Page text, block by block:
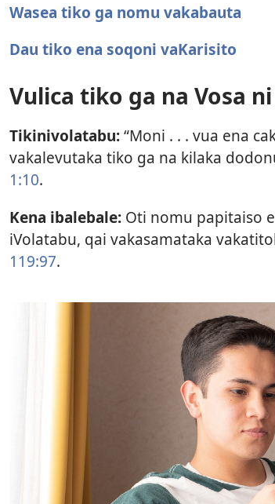
Wasea tiko ga nomu vakabauta
Dau tiko ena soqoni vaKarisito
Vulica tiko ga na Vosa
Tikinivolatabu:“Moni . . . vua ena
vakalevutaka tiko ga na kilaka
1:10.
Kena ibalebale: Oti nomu papitaiso
iVolatabu, qai vakasamataka
119:97.